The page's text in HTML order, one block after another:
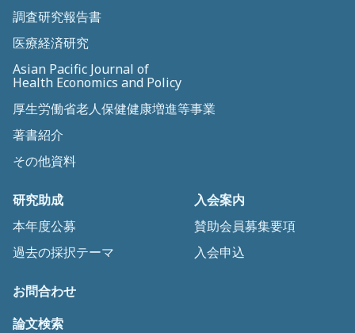
調査研究報告書
医療経済研究
Asian Pacific Journal of
Health Economics and Policy
厚生労働省老人保健健康増進等事業
著書紹介
その他資料
研究助成
本年度公募
過去の採択テーマ
入会案内
賛助会員募集要項
入会申込
お問合わせ
論文検索